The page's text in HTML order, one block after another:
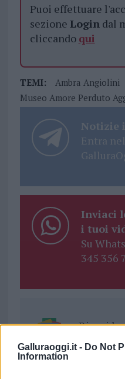
Galluraoggi.it - Do Not
Information
Puoi effettuare
sezione Logindal
cliccando qui
TEMI: Ambra Angiolini
Museo Amore Perduto
Notizie
Entra
Inviaci
i tuoi
Su
345 356
Ricevi le